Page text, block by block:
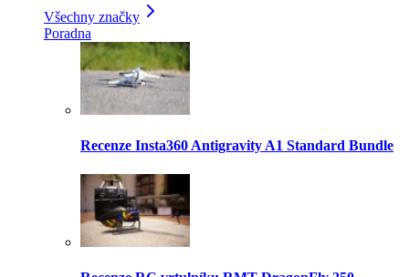
Všechny značky
Poradna
Recenze Insta360 Antigravity A1 Standard Bundle